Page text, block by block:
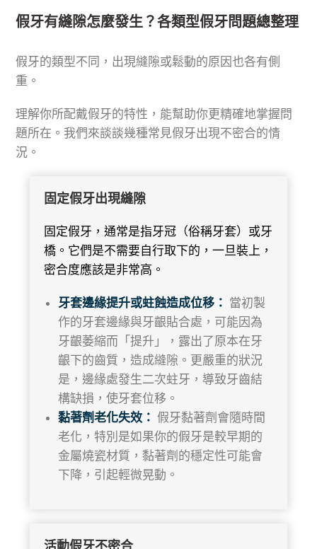
假牙有縫隙怎麼發生？各類型假牙問題總整理
假牙的類型不同，出現縫隙或鬆動的原因也各有側
重。
理解你所配戴假牙的特性，能幫助你更精確地掌握問
題所在。我們來談談幾種常見假牙出現不密合的情
況。
固定假牙出現縫隙
固定假牙，通常是指牙冠（俗稱牙套）或牙
橋。它們是不需要自行取下的，一旦裝上，
密合度應該是非常高。
牙套邊緣提升或蛀蝕造成位移： 當初製
作的牙套邊緣與牙齦貼合處，可能因為
牙齦萎縮而「提升」，露出了原本在牙
齦下的齒質，造成縫隙。更嚴重的狀況
是，邊緣處發生二次蛀牙，導致牙齒結
構缺損，使牙套位移。
黏著劑老化失效： 假牙黏著劑會隨時間
老化，特別是如果你的假牙是較早期的
金屬燒瓷材質，黏著劑的穩定性可能會
下降，引起輕微晃動。